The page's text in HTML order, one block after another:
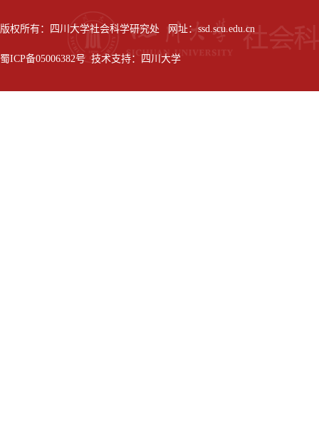
版权所有：四川大学社会科学研究处 网址：ssd.scu.edu.cn
蜀ICP备05006382号 技术支持：四川大学